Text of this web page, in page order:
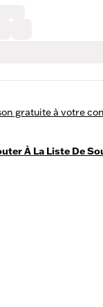
gratuite à votre
À La Liste De